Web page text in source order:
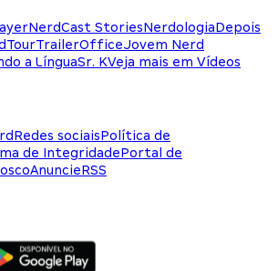
NerdCast StoriesNerdologiaDepois
TrailerOfficeJovem Nerd
a LínguaSr. KVeja mais em Vídeos
Redes sociaisPolítica de
de IntegridadePortal de
AnuncieRSS